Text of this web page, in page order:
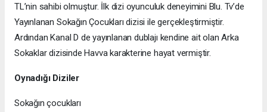
TL’nin sahibi olmuştur. İlk dizi oyunculuk deneyimini Blu. Tv’de
Yayınlanan Sokağın Çocukları dizisi ile gerçekleştirmiştir.
Ardından Kanal D de yayınlanan dublajı kendine ait olan Arka
Sokaklar dizisinde Havva karakterine hayat vermiştir.
Oynadığı Diziler
Sokağın çocukları